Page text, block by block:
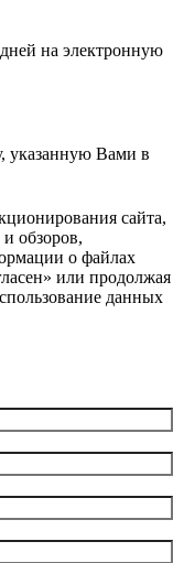
на электронную
указанную Вами в
сайта,
обзоров,
о файлах
или продолжая
данных